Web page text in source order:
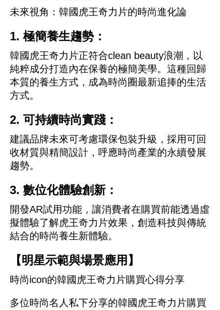
未來視角：韓國虎王奇力片的時尚進化論
1. 極簡養生趨勢：
韓國虎王奇力片正符合clean beauty浪潮，以
純粹成分打造內在保養的極簡美學。這種回歸
本質的養生方式，成為時尚圈最新追捧的生活
方式。
2. 可持續時尚實踐：
建議品牌未來可考慮環保包裝升級，採用可回
收材質與精簡設計，呼應時尚產業的永續發展
趨勢。
3. 數位化體驗創新：
開發AR試用功能，讓消費者在購買前能透過虛
擬體驗了解虎王奇力片效果，創造科技與傳統
結合的時尚養生新體驗。
【明星示範與場景應用】
時尚icon的韓國虎王奇力片購買心得分享
多位時尚名人私下分享的韓國虎王奇力片購買